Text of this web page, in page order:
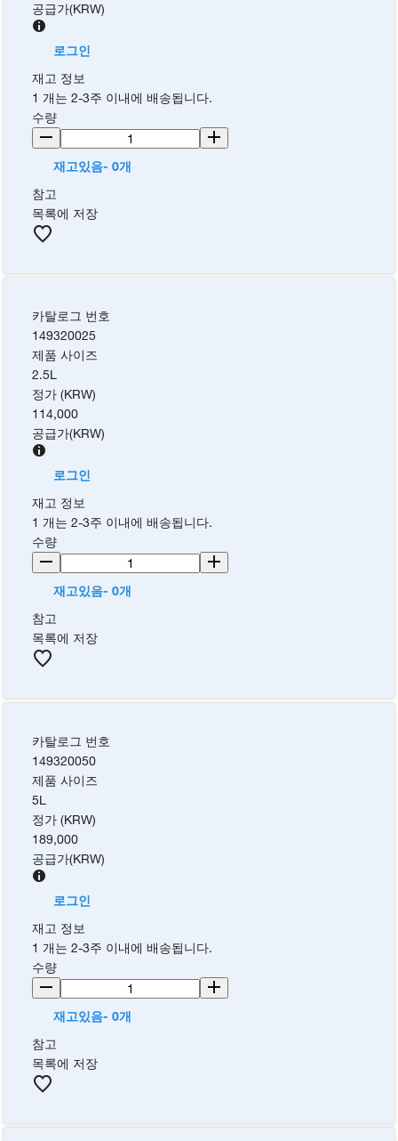
공급가(KRW)
로그인
재고 정보
1 개는 2-3주 이내에 배송됩니다.
수량
재고있음- 0개
참고
목록에 저장
카탈로그 번호
149320025
제품 사이즈
2.5L
정가 (KRW)
114,000
공급가(KRW)
로그인
재고 정보
1 개는 2-3주 이내에 배송됩니다.
수량
재고있음- 0개
참고
목록에 저장
카탈로그 번호
149320050
제품 사이즈
5L
정가 (KRW)
189,000
공급가(KRW)
로그인
재고 정보
1 개는 2-3주 이내에 배송됩니다.
수량
재고있음- 0개
참고
목록에 저장